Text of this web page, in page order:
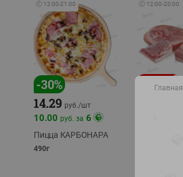
🕘 12:00-21:00
-30%
14.29 руб./шт
10.00 руб. за 6
Пицца КАРБОНАРА
490г
🕘 12:00-20:00
Главная